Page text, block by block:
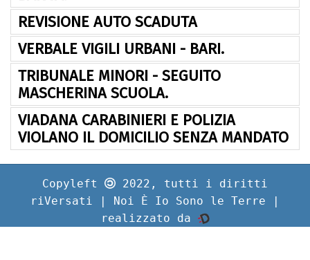
REVISIONE AUTO SCADUTA
VERBALE VIGILI URBANI - BARI.
TRIBUNALE MINORI - SEGUITO
MASCHERINA SCUOLA.
VIADANA CARABINIERI E POLIZIA
VIOLANO IL DOMICILIO SENZA MANDATO
Copyleft
2022, tutti i diritti
riVersati | Noi È Io Sono le Terre |
realizzato da